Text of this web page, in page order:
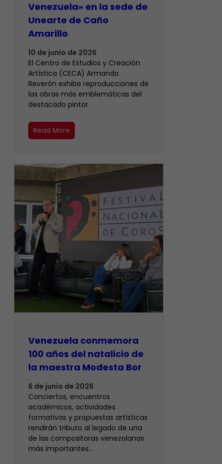
Venezuela» en la sede de
Unearte de Caño
Amarillo
10 de junio de 2026
El Centro de Estudios y Creación
Artística (CECA) Armando
Reverón exhibe reproducciones de
las obras más emblemáticas del
destacado pintor
Read More
Venezuela conmemora
100 años del natalicio de
la maestra Modesta Bor
6 de junio de 2026
Conciertos, encuentros
académicos, actividades
formativas y propuestas artísticas
rendirán tributo al legado de una
de las compositoras venezolanas
más importantes…